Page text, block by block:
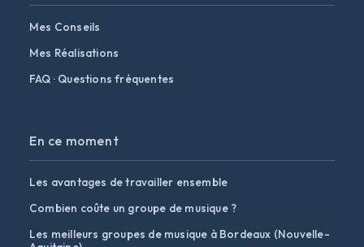
Mes Conseils
Mes Réalisations
FAQ · Questions fréquentes
En ce moment
Les avantages de travailler ensemble
Combien coûte un groupe de musique ?
Les meilleurs groupes de musique à Bordeaux (Nouvelle-